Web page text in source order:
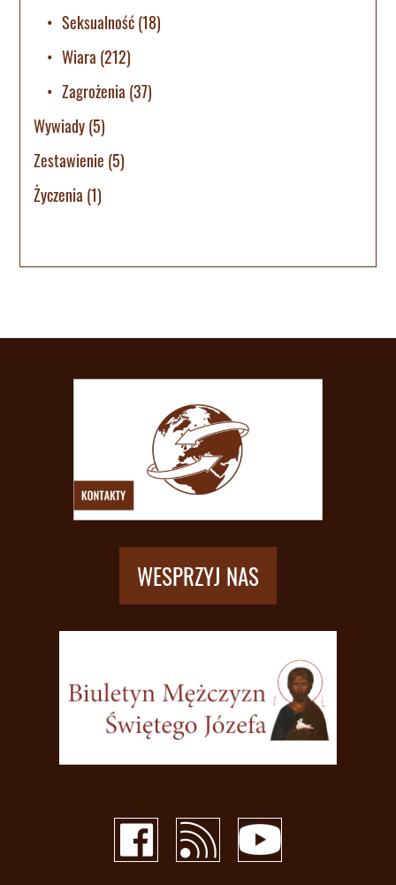
Seksualność(18)
Wiara (212)
Zagrożenia (37)
Wywiady(5)
Zestawienie (5)
Życzenia (1)
WESPRZYJ NAS